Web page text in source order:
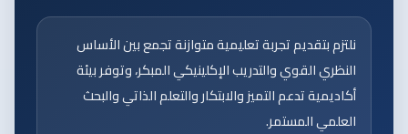
نلتزم بتقديم تجربة تعليمية متوازنة تجمع بين الأساس
النظري القوي والتدريب الإكلينيكي المبكر، وتوفر بيئة
أكاديمية تدعم التميز والابتكار والتعلم الذاتي والبحث
العلمي المستمر.